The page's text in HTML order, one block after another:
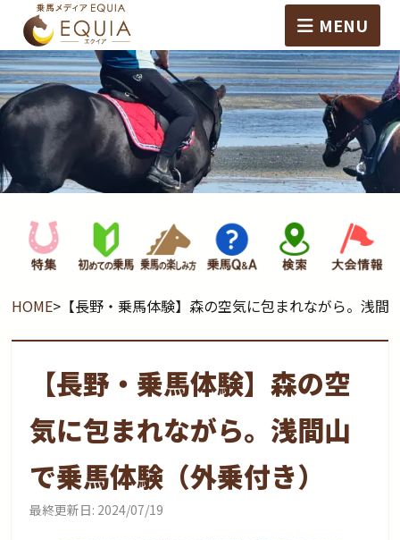
MENU
HOME> 【長野・乗馬体験】森の空気に包まれながら。浅
【長野・乗馬体験】森の空
気に包まれながら。浅間山
で乗馬体験（外乗付き）
最終更新日: 2024/07/19